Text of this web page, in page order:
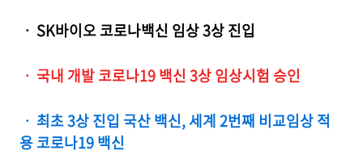
ㆍ SK바이오 코로나백신 임상 3상 진입
ㆍ 국내 개발 코로나19 백신 3상 임상시험 승인
ㆍ 최초 3상 진입 국산 백신, 세계 2번째 비교임상 적
용 코로나19 백신